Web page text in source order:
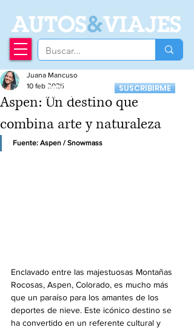
AUTOS&VIAJES
Recibí nuestro
Newsletter
SUSCRIBIRME
Aspen: Un destino que
combina arte y naturaleza
Juana Mancuso
10 feb 2025
Fuente: Aspen / Snowmass
Enclavado entre las majestuosas Montañas
Rocosas, Aspen, Colorado, es mucho más
que un paraíso para los amantes de los
deportes de nieve. Este icónico destino se
ha convertido en un referente cultural y